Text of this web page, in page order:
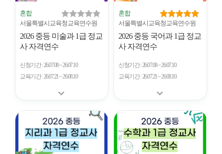
혼합
서울특별시교육청교육연수원
2026 중등 미술과 1급 정교
사 자격연수
신청기간 26.07.08 ~ 26.07.10
교육기간 26.07.21 ~ 26.08.10
혼합
서울특별시교육청교육연수원
2026 중등 국어과 1급 정교
사 자격연수
신청기간 26.07.08 ~ 26.07.10
교육기간 26.07.21 ~ 26.08.10